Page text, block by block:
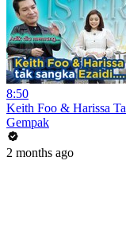
8:50
Keith Foo & Harissa
Gempak
2 months ago